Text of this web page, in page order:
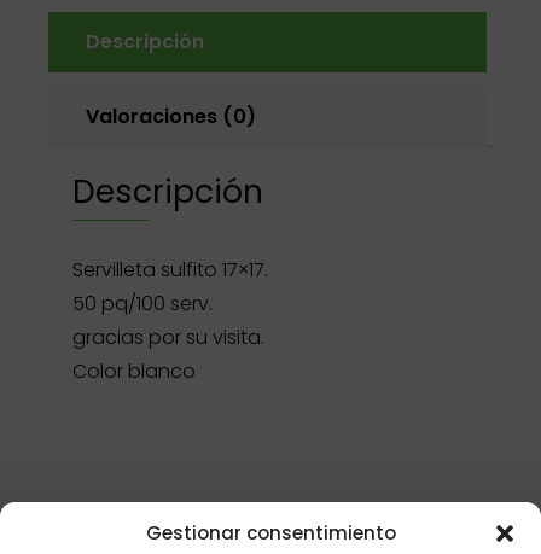
Gestionar consentimiento
Descripción
Valoraciones (0)
Descripción
Servilleta sulfito 17×17.
50 pq/100 serv.
gracias por su visita.
Color blanco
Productos relacionados